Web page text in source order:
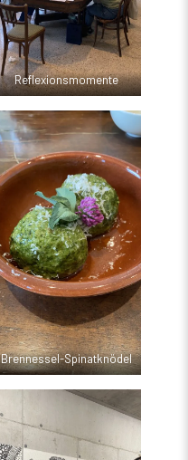
Reflexionsmomente
Brennessel-Spinatknödel